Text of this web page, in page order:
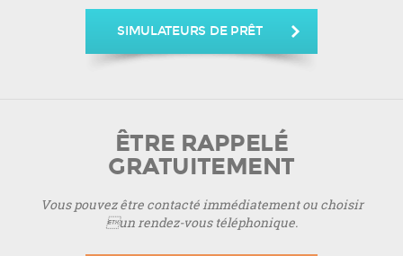
SIMULATEURS DE PRÊT
ÊTRE RAPPELÉ
GRATUITEMENT
Vous pouvez être contacté immédiatement ou choisir
un rendez-vous téléphonique.